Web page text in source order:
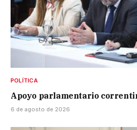
POLÍTICA
Apoyo parlamentario
6 de agosto de 2026